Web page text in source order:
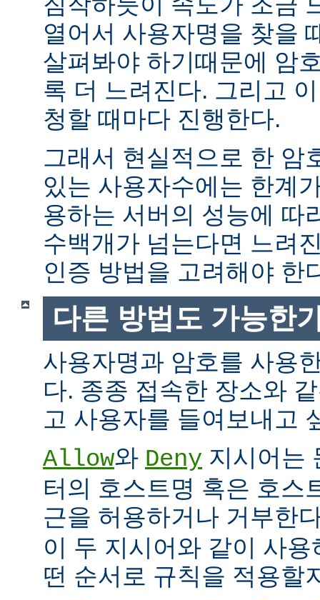
열어서 사용자명을 찾을
살펴봐야 하기때문에 암
록 더 느려진다. 그리고
청할 때마다 진행한다.
그래서 현실적으로 한 암
있는 사용자수에는 한계
용하는 서버의 성능에 따
수백개가 넘는다면 느려
인증 방법을 고려해야 한
다른 방법도 가능한
사용자명과 암호를 사용
다. 종종 접속한 장소와
고 사용자를 들여보내고
Allow와 Deny 지시어는
터의 호스트명 혹은 호스
근을 허용하거나 거부한
이 두 지시어와 같이 사
떤 순서로 규칙을 적용할